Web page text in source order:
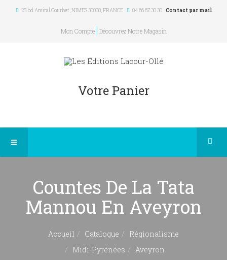
25 bd Amiral Courbet, NIMES 30000,FRANCE 04 66 67 30 30 Contact par mail
Mon Compte Découvrez Notre Magasin
Votre Panier
Countes De La Tata
Mannou En Aveyron
Accueil Catalogue
Régionalisme
Midi-Pyrénées
Aveyron